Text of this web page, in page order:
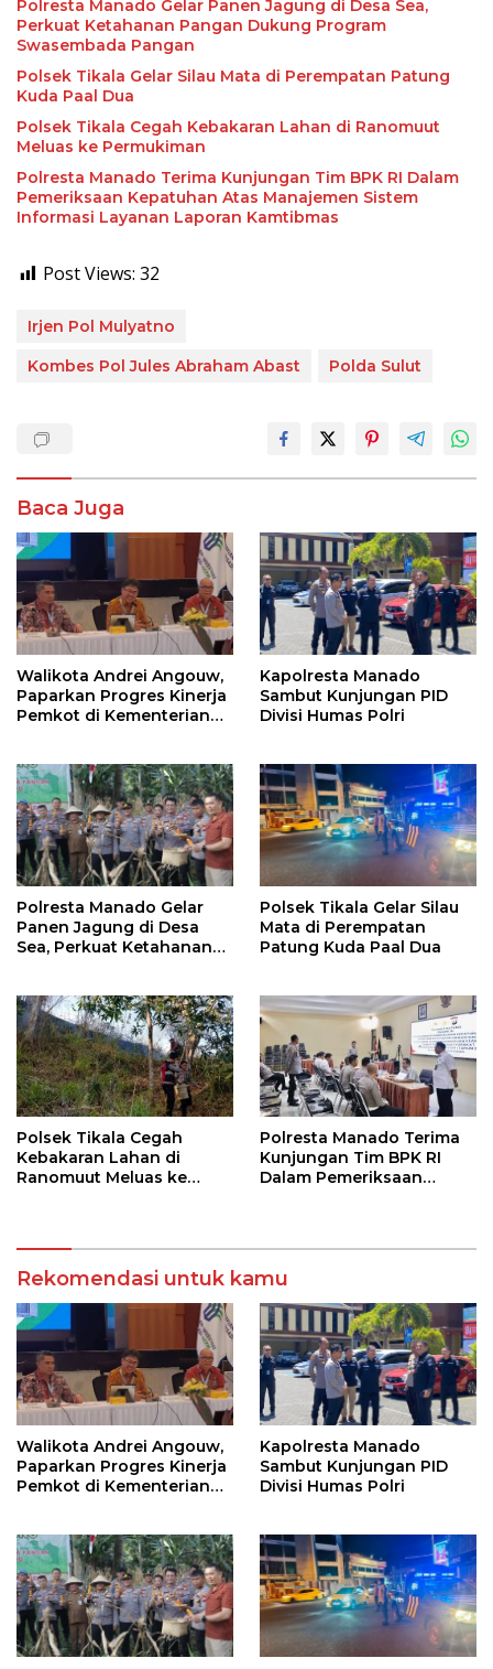
Polresta Manado Gelar Panen Jagung di Desa Sea,
Perkuat Ketahanan Pangan Dukung Program
Swasembada Pangan
Polsek Tikala Gelar Silau Mata di Perempatan Patung
Kuda Paal Dua
Polsek Tikala Cegah Kebakaran Lahan di Ranomuut
Meluas ke Permukiman
Polresta Manado Terima Kunjungan Tim BPK RI Dalam
Pemeriksaan Kepatuhan Atas Manajemen Sistem
Informasi Layanan Laporan Kamtibmas
Post Views: 32
Irjen Pol Mulyatno
Kombes Pol Jules Abraham Abast
Polda Sulut
Baca Juga
Walikota Andrei Angouw,
Paparkan Progres Kinerja
Pemkot di Kementerian
Kapolresta Manado
Sambut Kunjungan PID
Divisi Humas Polri
Polresta Manado Gelar
Panen Jagung di Desa
Sea, Perkuat Ketahanan
Polsek Tikala Gelar Silau
Mata di Perempatan
Patung Kuda Paal Dua
Polsek Tikala Cegah
Kebakaran Lahan di
Ranomuut Meluas ke
Polresta Manado Terima
Kunjungan Tim BPK RI
Dalam Pemeriksaan
Rekomendasi untuk kamu
Walikota Andrei Angouw,
Paparkan Progres Kinerja
Pemkot di Kementerian
Kapolresta Manado
Sambut Kunjungan PID
Divisi Humas Polri